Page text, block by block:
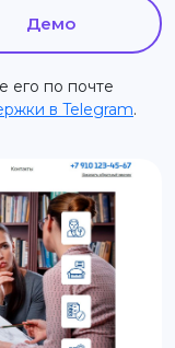
Демо
его по почте
в Telegram.